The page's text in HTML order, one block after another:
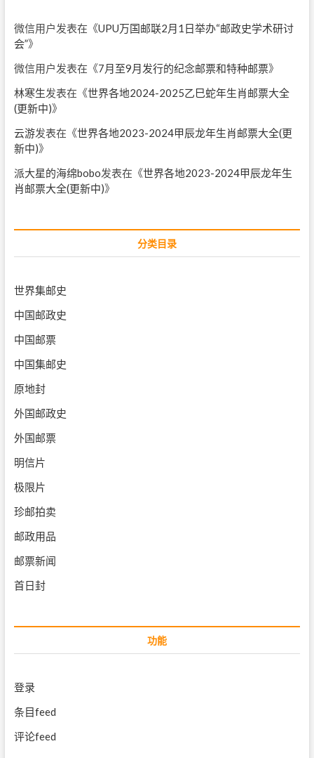
微信用户发表在《UPU万国邮联2月1日举办“邮政史学术研讨
会”》
微信用户发表在《7月至9月发行的纪念邮票和特种邮票》
林寒生发表在《世界各地2024-2025乙巳蛇年生肖邮票大全
(更新中)》
云游发表在《世界各地2023-2024甲辰龙年生肖邮票大全(更
新中)》
派大星的海绵bobo发表在《世界各地2023-2024甲辰龙年生
肖邮票大全(更新中)》
分类目录
世界集邮史
中国邮政史
中国邮票
中国集邮史
原地封
外国邮政史
外国邮票
明信片
极限片
珍邮拍卖
邮政用品
邮票新闻
首日封
功能
登录
条目feed
评论feed